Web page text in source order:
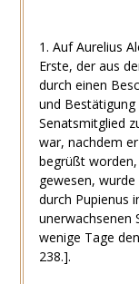
1. Auf Aurelius
Erste, der aus
durch einen
und
Senatsmitglied
war, nachdem
begrüßt
gewesen,
durch Pupienus
unerwachsenen
wenige Tage
238.].